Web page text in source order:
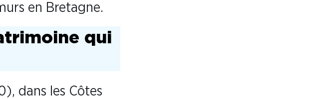
en Bretagne.
qui
dans les Côtes